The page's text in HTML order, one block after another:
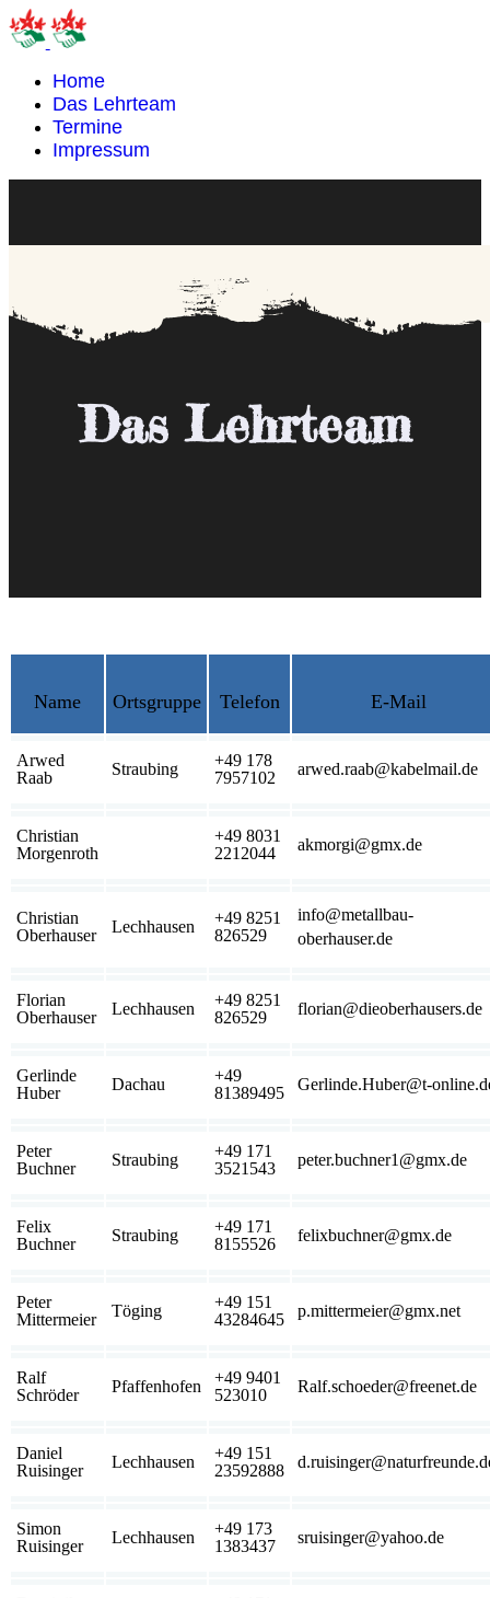
Home
Das Lehrteam
Termine
Impressum
Das Lehrteam
Name Ortsgruppe Telefon E-Mail
Arwed
Raab
Straubing
+49 178
7957102
arwed.raab@kabelmail.de
Christian
Morgenroth
+49 8031
2212044
akmorgi@gmx.de
Christian
Oberhauser
Lechhausen
+49 8251
826529
info@metallbau-
oberhauser.de
Florian
Oberhauser
Lechhausen
+49 8251
826529
florian@dieoberhausers.de
Gerlinde
Huber
Dachau
+49
81389495
Gerlinde.Huber@t-
Peter
Buchner
Straubing
+49 171
3521543
peter.buchner1@gmx.de
Felix
Buchner
Straubing
+49 171
8155526
felixbuchner@gmx.de
Peter
Mittermeier
Töging
+49 151
43284645
p.mittermeier@gmx.net
Ralf
Schröder
Pfaffenhofen
+49 9401
523010
Ralf.schoeder@freenet.de
Daniel
Ruisinger
Lechhausen
+49 151
23592888
Simon
Ruisinger
Lechhausen
+49 173
1383437
sruisinger@yahoo.de